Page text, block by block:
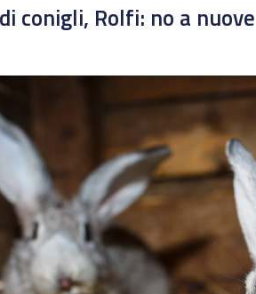
conigli, Rolfi: no a